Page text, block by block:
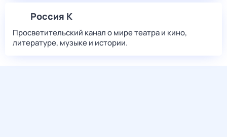
Россия К
Просветительский канал о мире театра и кино,
литературе, музыке и истории.